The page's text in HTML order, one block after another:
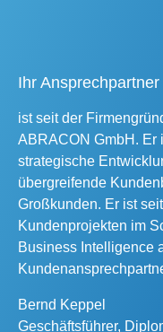
Bernd Keppel
Geschäftsführer,
Ihr Ansprechpartner
ist seit der
ABRACON GmbH. Er
strategische
übergreifende
Großkunden. Er ist
Kundenprojekten im
Business Intelligence